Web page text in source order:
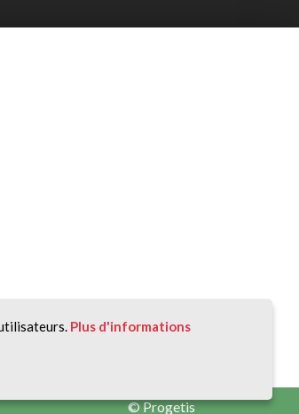
©Progetis
Plus d'informations